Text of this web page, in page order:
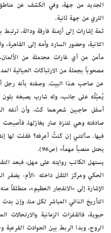
الجديد من جهة، وفي الكشف عن
الثري من جهة ثانية.
ثمة إشارات إلى أزمنة فارقة ودالة،
الثانية، وحضور السارد وأمه إلى
مصحوباً بجملة من الارتباكات الحياتية
عن صاحب هذا البيت. وصفته بأنه رجل
يُميِّلُه على جانب، وله شارب يصبغه بلون
أسفل حاجبين شعرهما كث، وأن أنفه
صادفته وهي تتنزه صار يغازلها،
فيها. سألتني إن كنتُ أعرفه؟ فقلت
يحتل منصباً مهماً» (ص96).
يستهل الكاتب روايته على مهل، فبعد
الحكي ومركز الثقل داخله -الأم- يضفر
الإشارة إلى «الانفجار العظيم»، منطلقاً
التأريخ الذاتي المباشر لكل منا، وإن
حيوية، فالقفزات الزمانية
الروح، وبدا الربط بين الحوادث